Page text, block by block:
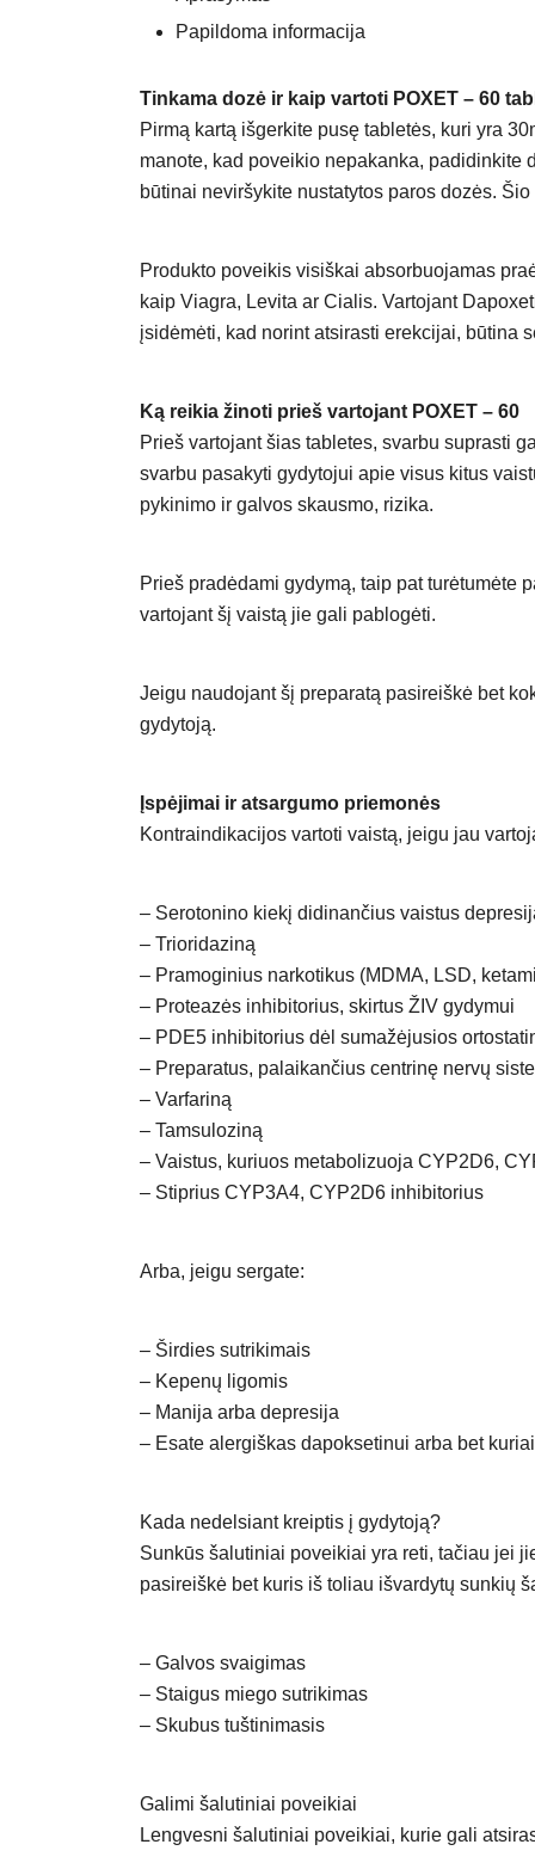
Papildoma informacija
Tinkama dozė ir kaip vartoti POXET – 60
Pirmą kartą išgerkite pusę tabletės, kuri yra
manote, kad poveikio nepakanka, padidinkite
būtinai neviršykite nustatytos paros dozės.
Produkto poveikis visiškai absorbuojamas
kaip Viagra, Levita ar Cialis. Vartojant
įsidėmėti, kad norint atsirasti erekcijai, būtina
Ką reikia žinoti prieš vartojant POXET – 60
Prieš vartojant šias tabletes, svarbu suprasti
svarbu pasakyti gydytojui apie visus kitus
pykinimo ir galvos skausmo, rizika.
Prieš pradėdami gydymą, taip pat turėtumėte
vartojant šį vaistą jie gali pablogėti.
Jeigu naudojant šį preparatą pasireiškė bet
gydytoją.
Įspėjimai ir atsargumo priemonės
Kontraindikacijos vartoti vaistą, jeigu jau
– Serotonino kiekį didinančius vaistus
– Trioridaziną
– Pramoginius narkotikus (MDMA, LSD,
– Proteazės inhibitorius, skirtus ŽIV gydymui
– PDE5 inhibitorius dėl sumažėjusios
– Preparatus, palaikančius centrinę nervų
– Varfariną
– Tamsuloziną
– Vaistus, kuriuos metabolizuoja CYP2D6,
– Stiprius CYP3A4, CYP2D6 inhibitorius
Arba, jeigu sergate:
– Širdies sutrikimais
– Kepenų ligomis
– Manija arba depresija
– Esate alergiškas dapoksetinui arba bet
Kada nedelsiant kreiptis į gydytoją?
Sunkūs šalutiniai poveikiai yra reti, tačiau jei
pasireiškė bet kuris iš toliau išvardytų sunkių
– Galvos svaigimas
– Staigus miego sutrikimas
– Skubus tuštinimasis
Galimi šalutiniai poveikiai
Lengvesni šalutiniai poveikiai, kurie gali